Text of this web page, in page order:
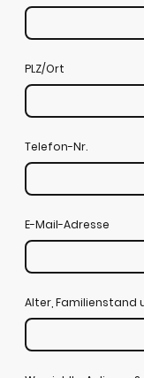
PLZ/Ort
Telefon-Nr.
E-Mail-Adresse
Alter, Familienstand